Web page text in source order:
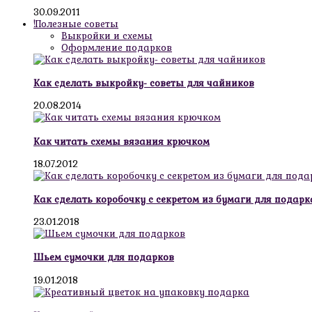
30.09.2011
!Полезные советы
Выкройки и схемы
Оформление подарков
Как сделать выкройку- советы для чайников
20.08.2014
Как читать схемы вязания крючком
18.07.2012
Как сделать коробочку с секретом из бумаги для
23.01.2018
Шьем сумочки для подарков
19.01.2018